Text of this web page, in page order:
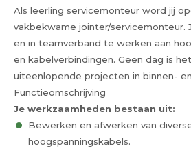
Als leerling servicemonteur word jij
vakbekwame jointer/servicemonteur.
en in teamverband te werken aan
en kabelverbindingen. Geen dag is
uiteenlopende projecten in binnen-
Functieomschrijving
Je werkzaamheden bestaan uit:
Bewerken en afwerken van
hoogspanningskabels.